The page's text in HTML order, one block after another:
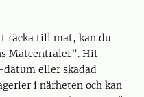
räcka till mat, kan du
Matcentraler”. Hit
eller skadad
i närheten och kan